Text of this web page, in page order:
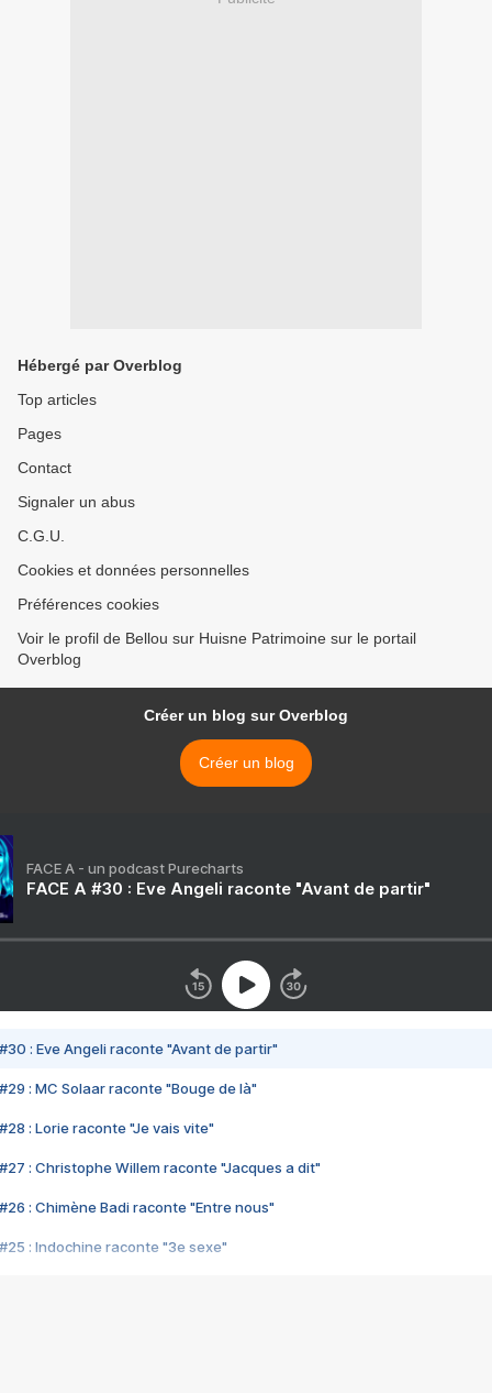
Hébergé par Overblog
Top articles
Pages
Contact
Signaler un abus
C.G.U.
Cookies et données personnelles
Préférences cookies
Voir le profil de Bellou sur Huisne Patrimoine sur le portail
Overblog
Créer un blog sur Overblog
Créer un blog
FACE A - un podcast Purecharts
FACE A #30 : Eve Angeli raconte "Avant de partir"
#30 : Eve Angeli raconte "Avant de partir"
#29 : MC Solaar raconte "Bouge de là"
#28 : Lorie raconte "Je vais vite"
#27 : Christophe Willem raconte "Jacques a dit"
#26 : Chimène Badi raconte "Entre nous"
#25 : Indochine raconte "3e sexe"